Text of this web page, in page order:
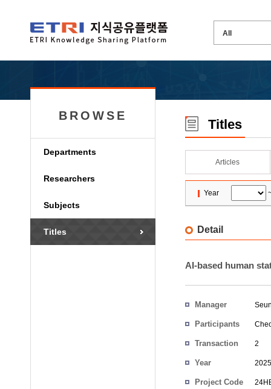
BROWSE
Departments
Researchers
Subjects
Titles
Titles
Articles
Year
Detail
AI-based human
Manager
Participants
Transaction
2
Year 2025
Project Code